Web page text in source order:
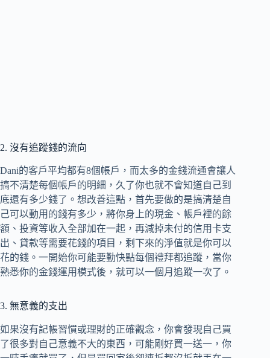
2. 沒有追蹤錢的流向
Dani的客戶平均都有8個帳戶，而太多的金錢流通會讓人
搞不清楚每個帳戶的明細，久了你也就不會知道自己到
底還有多少錢了。想改善這點，首先要做的是搞清楚自
己可以動用的錢有多少，將你身上的現金、帳戶裡的餘
額、投資等收入全部加在一起，再減掉未付的信用卡支
出、貸款等需要花錢的項目，剩下來的淨值就是你可以
花的錢。一開始你可能要勤快點每個禮拜都追蹤，當你
熟悉你的金錢運用模式後，就可以一個月追蹤一次了。
3. 無意義的支出
如果沒有記帳習慣或理財的正確觀念，你會發現自己買
了很多對自己意義不大的東西，可能剛好買一送一，你